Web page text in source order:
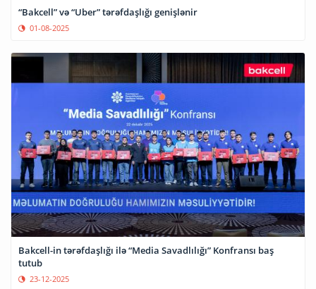
“Bakcell” və “Uber” tərəfdaşlığı genişlənir
01-08-2025
Bakcell-in tərəfdaşlığı ilə “Media Savadlılığı” Konfransı baş
tutub
23-12-2025